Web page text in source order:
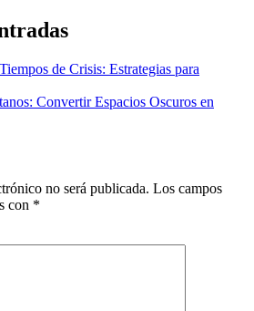
de Crisis: Estrategias para
Convertir Espacios Oscuros en
no será publicada. Los campos
con *